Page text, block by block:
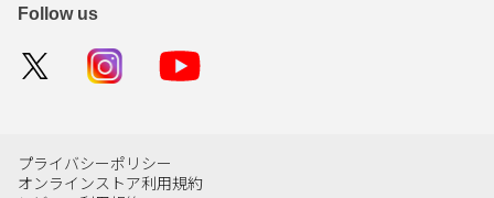
Follow us
プライバシーポリシー
オンラインストア利用規約